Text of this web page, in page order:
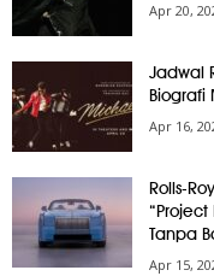
Apr 20,
Jadwal
Biografi
Apr 16,
Rolls-
Tanpa
Apr 15,